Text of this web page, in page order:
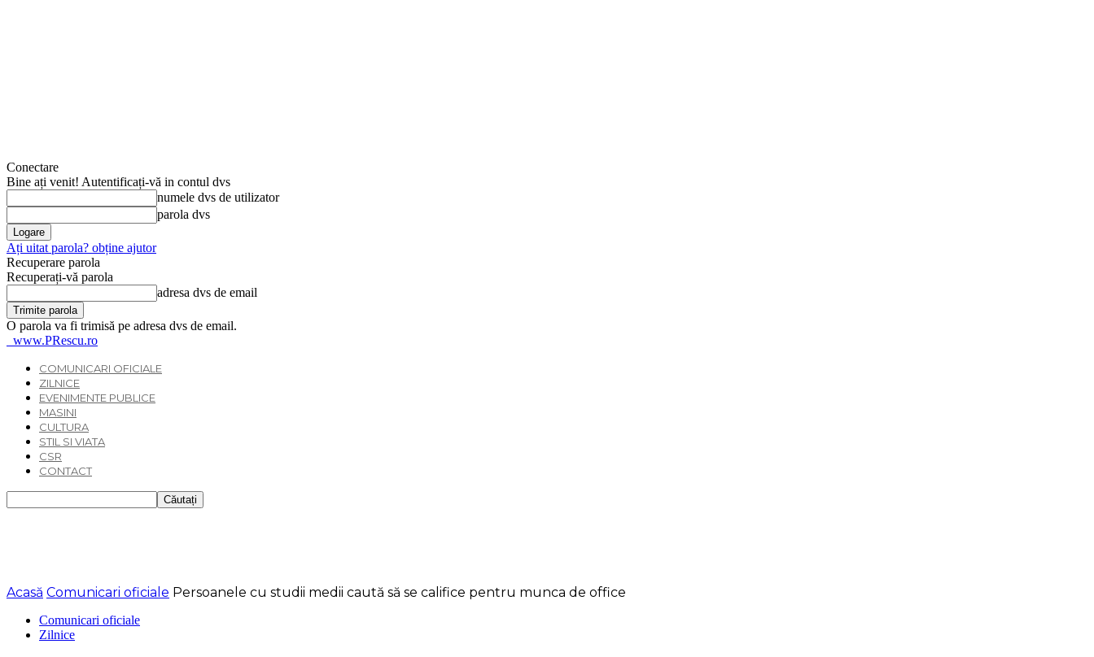
Conectare
Bine ați venit! Autentificați-vă in contul dvs
numele dvs de utilizator
parola dvs
Ați uitat parola? obține ajutor
Recuperare parola
Recuperați-vă parola
adresa dvs de email
O parola va fi trimisă pe adresa dvs de email.
www.PRescu.ro
COMUNICARI OFICIALE
ZILNICE
EVENIMENTE PUBLICE
MASINI
CULTURA
STIL SI VIATA
CSR
CONTACT
Acasă Comunicari oficiale Persoanele cu studii medii caută să se califice pentru munca de office
Comunicari oficiale
Zilnice